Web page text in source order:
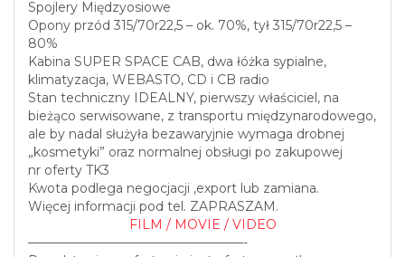
Spojlery Międzyosiowe
Opony przód 315/70r22,5 – ok. 70%, tył 315/70r22,5 –
80%
Kabina SUPER SPACE CAB, dwa łóżka sypialne,
klimatyzacja, WEBASTO, CD i CB radio
Stan techniczny IDEALNY, pierwszy właściciel, na
bieżąco serwisowane, z transportu międzynarodowego,
ale by nadal służyła bezawaryjnie wymaga drobnej
„kosmetyki” oraz normalnej obsługi po zakupowej
nr oferty TK3
Kwota podlega negocjacji ,export lub zamiana.
Więcej informacji pod tel. ZAPRASZAM.
FILM / MOVIE / VIDEO
—————————————————-